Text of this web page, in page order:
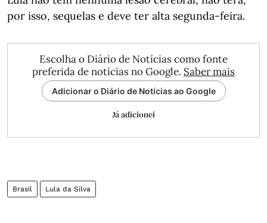
por isso, sequelas e deve ter alta segunda-feira.
Escolha o Diário de Notícias como fonte
preferida de notícias no Google. Saber mais
Adicionar o Diário de Notícias ao Google
Já adicionei
Brasil Lula da Silva